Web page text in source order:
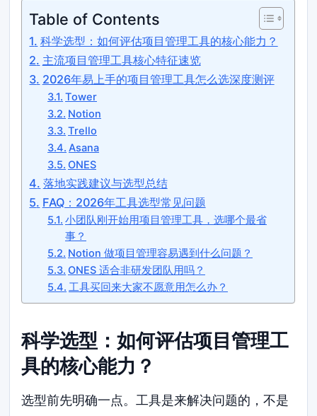
Table of Contents
科学选型：如何评估项目管理工具的核心能力？
主流项目管理工具核心特征速览
2026年易上手的项目管理工具怎么选深度测评
Tower
Notion
Trello
Asana
ONES
落地实践建议与选型总结
FAQ：2026年工具选型常见问题
小团队刚开始用项目管理工具，选哪个最省
事？
Notion 做项目管理容易遇到什么问题？
ONES 适合非研发团队用吗？
工具买回来大家不愿意用怎么办？
科学选型：如何评估项目管理工
具的核心能力？
选型前先明确一点。工具是来解决问题的，不是